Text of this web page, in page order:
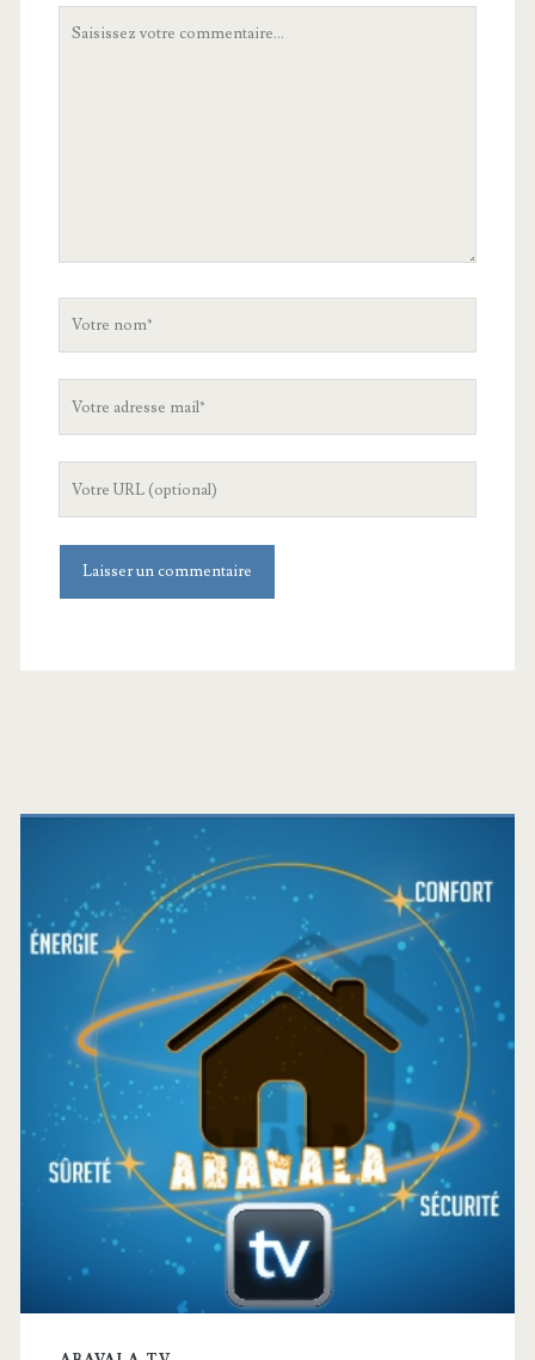
site
Barre
latérale
principale